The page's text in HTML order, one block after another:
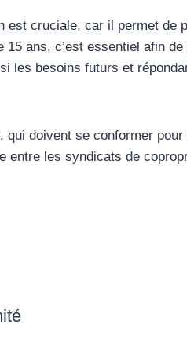
est cruciale, car il permet de
ans, c’est essentiel afin
les besoins futurs et
doivent se conformer
entre les syndicats de